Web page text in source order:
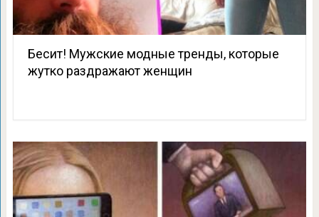
Бесит! Мужские модные тренды, которые
жутко раздражают женщин